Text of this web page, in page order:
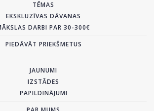
TĒMAS
EKSKLUZĪVAS DĀVANAS
DARBI PAR 30-300€
PIEDĀVĀT PRIEKŠMETUS
JAUNUMI
IZSTĀDES
PAPILDINĀJUMI